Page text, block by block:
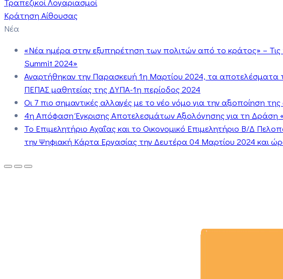
Κράτηση Αίθουσας
Νέα
«Νέα ημέρα στην εξυπηρέτηση των πολιτών από το κράτος» –
Summit 2024»
Αναρτήθηκαν την Παρασκευή 1η Μαρτίου 2024, τα αποτελέσματα
ΠΕΠΑΣ μαθητείας της ΔΥΠΑ-1η περίοδος 2024
Οι 7 πιο σημαντικές αλλαγές με το νέο νόμο για την αξιοποίηση
4η Απόφαση Έγκρισης Αποτελεσμάτων Αξιολόγησης για τη
Το Επιμελητήριο Αχαΐας και το Οικονομικό Επιμελητήριο Β/Δ
την Ψηφιακή Κάρτα Εργασίας την Δευτέρα 04 Μαρτίου 2024 και